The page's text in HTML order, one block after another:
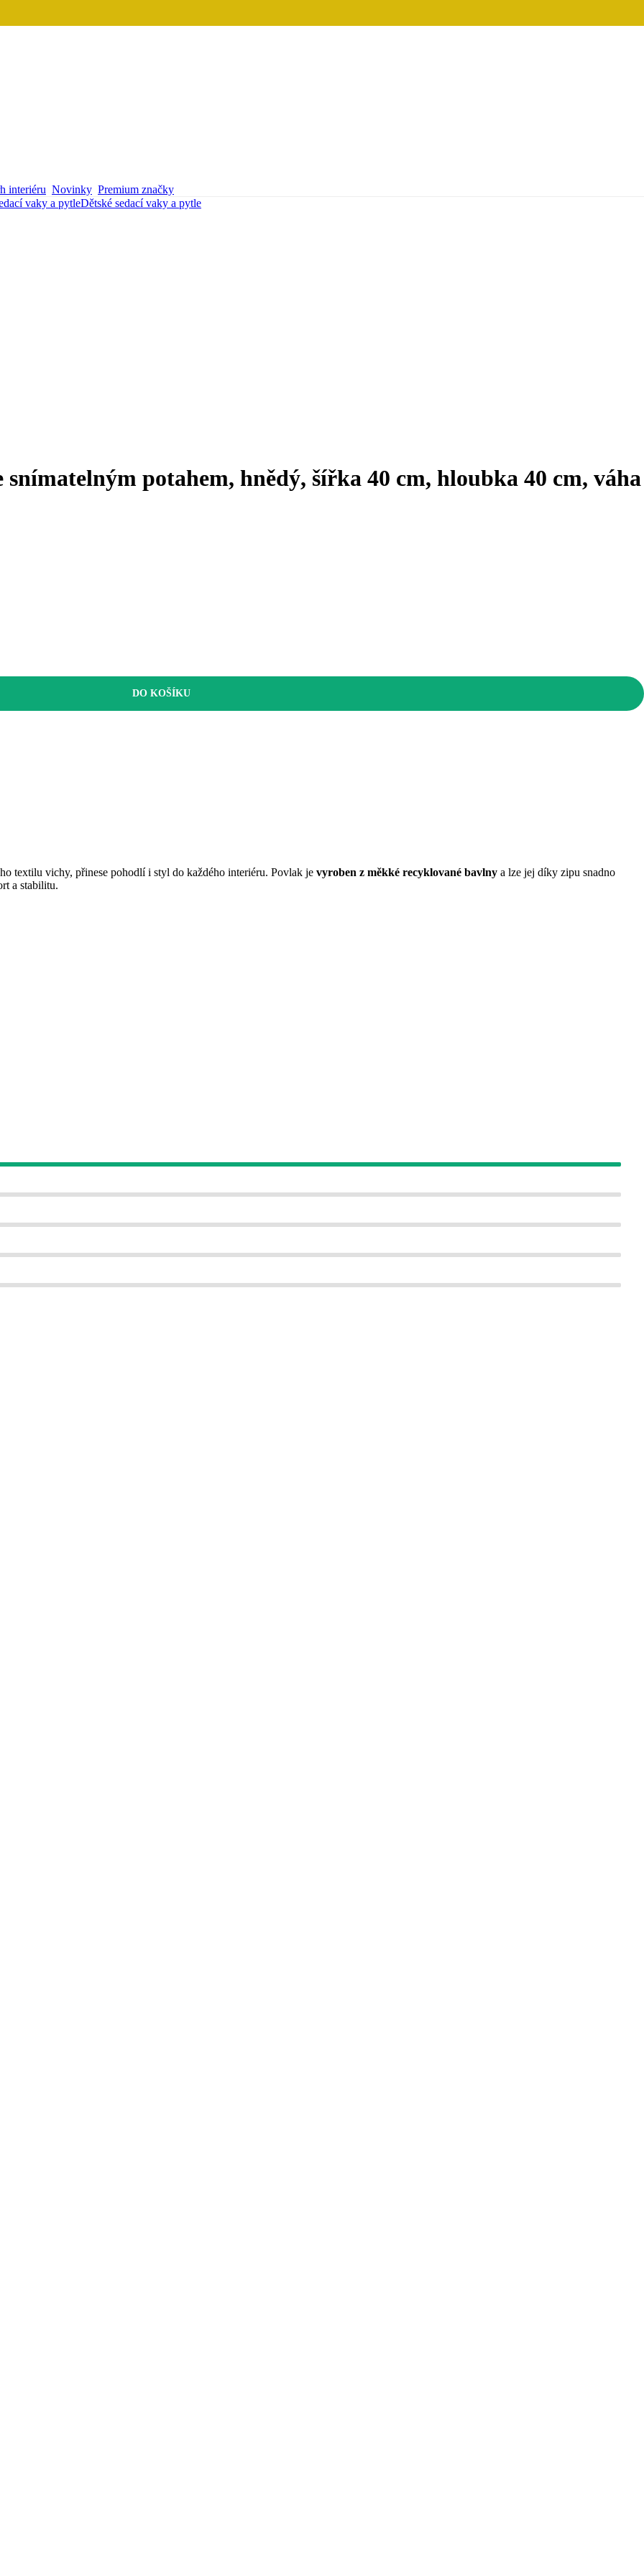
interiéru Novinky Premium značky
vaky a pytleDětské sedací vaky a pytle
snímatelným potahem, hnědý, šířka 40 cm, hloubka 40 cm, váha
DO KOŠÍKU
textilu vichy, přinese pohodlí i styl do každého interiéru. Povlak je vyroben z měkké recyklované bavlny a lze jej díky zipu snadno
a stabilitu.